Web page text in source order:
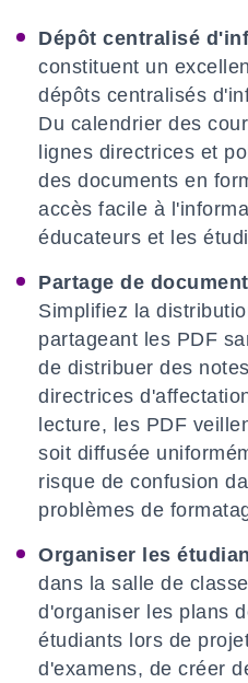
Dépôt centralisé
constituent un
dépôts centralisés
Du calendrier des
lignes directrices et
des documents en
accès facile à
éducateurs et les
Partage de
Simplifiez la
partageant les PDF
de distribuer des
directrices
lecture, les PDF
soit diffusée
risque de confusion
problèmes de
Organiser les
dans la salle de
d'organiser les plans
étudiants lors de
d'examens, de créer